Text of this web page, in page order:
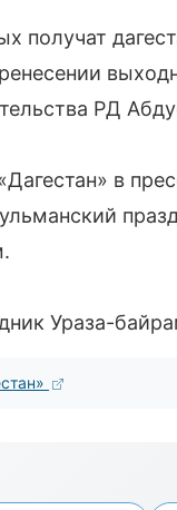
получат
РД
в
Ураза-